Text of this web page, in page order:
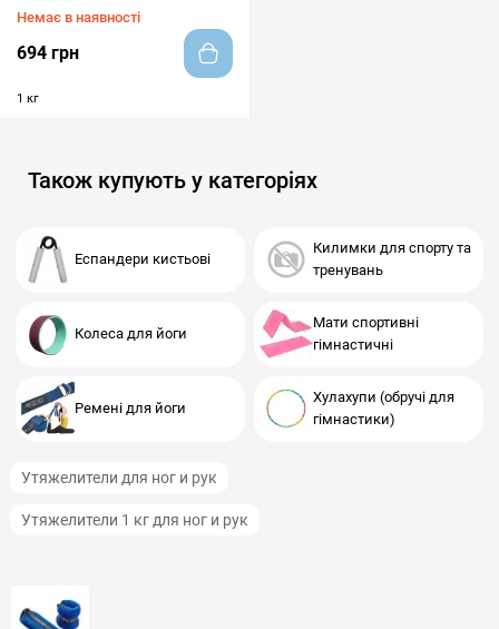
Немає в наявності
694 грн
1 кг
Також купують у категоріях
Еспандери кистьові
Килимки для спорту та
тренувань
Колеса для йоги
Мати спортивні
гімнастичні
Ремені для йоги
Хулахупи (обручі для
гімнастики)
Утяжелители для ног и рук
Утяжелители 1 кг для ног и рук